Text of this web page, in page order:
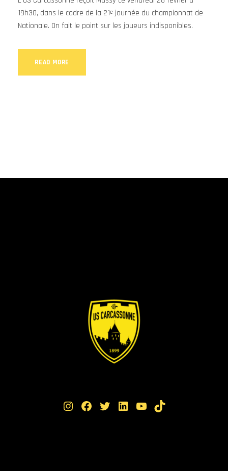
19h30, dans le cadre de la 21ᵉ journée du championnat de
Nationale. On fait le point sur les joueurs indisponibles.
READ MORE
Instagram Facebook Twitter LinkedIn YouTube TikTok